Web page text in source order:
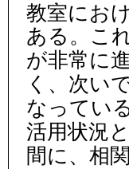
教室にお
ある。こ
が非常に
く、次い
なってい
活用状況
間に、相